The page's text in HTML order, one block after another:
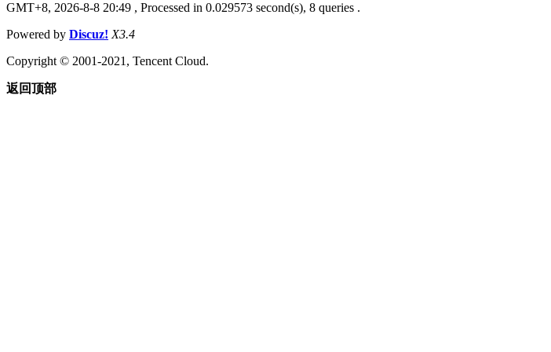
GMT+8, 2026-8-8 20:49 , Processed in 0.029573 second(s), 8 queries .
Powered by Discuz! X3.4
Copyright © 2001-2021, Tencent Cloud.
返回顶部